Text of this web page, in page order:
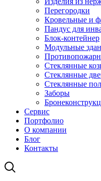
Перегородки
Кровельные и
Пандус для
Блок-контейнер
Модульные
Стеклянные
Стеклянные
Стеклянные
Заборы
Сервис
Портфолио
О компании
Блог
Контакты